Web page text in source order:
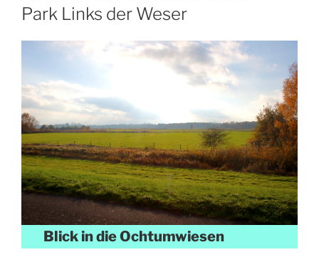
AM
Park Links der Weser
Blick in die Ochtumwiesen